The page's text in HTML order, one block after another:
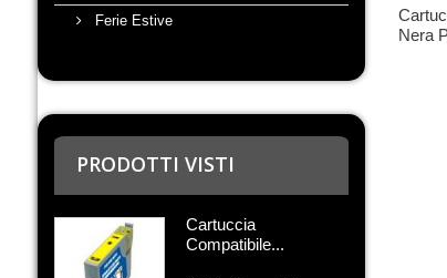
Ferie Estive
PRODOTTI VISTI
Cartuccia
Compatibile...
Nera